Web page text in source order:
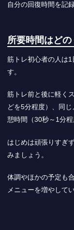
自分の回復時間を記
所要時間はど
筋トレ初心者の人は
す。
筋トレ前と後に軽く
どを5分程度）、同
憩時間（30秒～1分程
はじめは頑張りすぎず
みましょう。
体調やほかの予定も
メニューを増やして